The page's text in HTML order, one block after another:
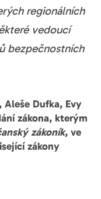
regionálních
vedoucí
bezpečnostních
Aleše Dufka, Evy
zákona, kterým
zákoník, ve
zákony